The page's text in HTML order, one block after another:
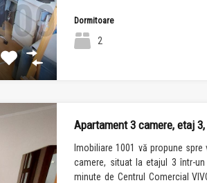
Dormitoare
2
Apartament 3 camere, etaj
Imobiliare 1001 vă propune
camere, situat la etajul 3 într-
minute de Centrul Comercial